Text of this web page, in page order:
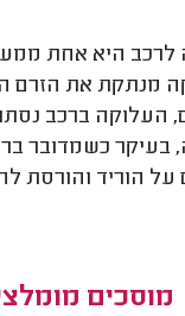
לרכב היא אחת
מנתקת את הזרם
העלוקה ברכב
בעיקר כשמדובר
על הוריד והורסת
מוסכים